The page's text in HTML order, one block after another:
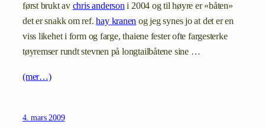
først brukt av chris andersoni 2004 og til høyre er «båten»
det er snakk om ref.hay kranen og jeg synes jo at det er en
viss likehet i form og farge, thaiene fester ofte fargesterke
tøyremser rundt stevnen på longtailbåtene sine …
(mer…)
4. mars 2009